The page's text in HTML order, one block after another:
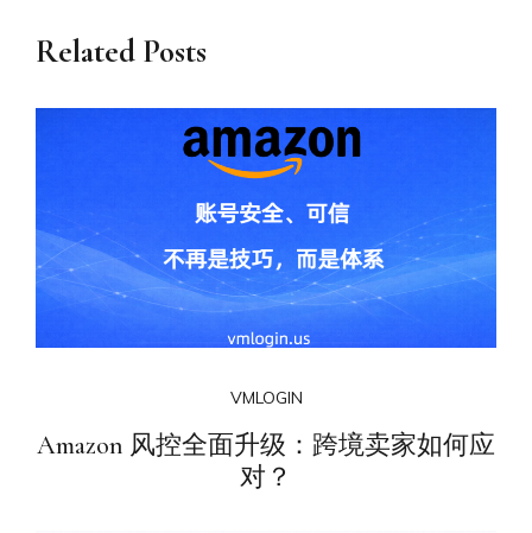
Related Posts
VMLOGIN
Amazon 风控全面升级：跨境卖家如何应
对？